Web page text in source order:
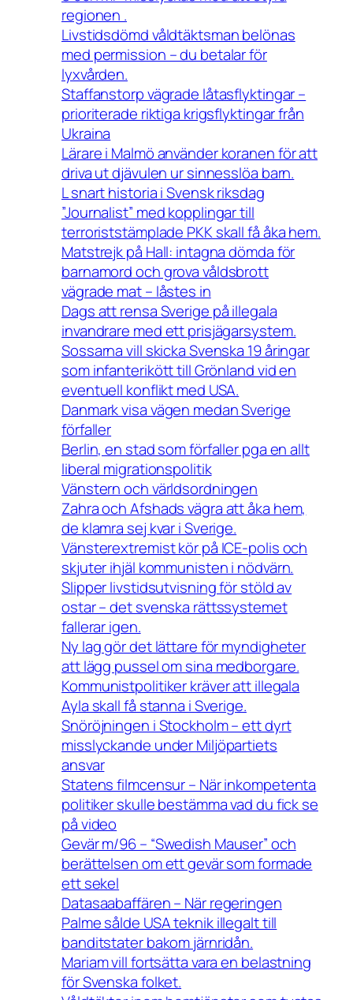
regionen .
Livstidsdömd våldtäktsman belönas
med permission – du betalar för
lyxvården.
Staffanstorp vägrade låtasflyktingar –
prioriterade riktiga krigsflyktingar från
Ukraina
Lärare i Malmö använder koranen för att
driva ut djävulen ur sinnesslöa barn.
L snart historia i Svensk riksdag
”Journalist” med kopplingar till
terroriststämplade PKK skall få åka hem.
Matstrejk på Hall: intagna dömda för
barnamord och grova våldsbrott
vägrade mat – låstes in
Dags att rensa Sverige på illegala
invandrare med ett prisjägarsystem.
Sossarna vill skicka Svenska 19 åringar
som infanterikött till Grönland vid en
eventuell konflikt med USA.
Danmark visa vägen medan Sverige
förfaller
Berlin, en stad som förfaller pga en allt
liberal migrationspolitik
Vänstern och världsordningen
Zahra och Afshads vägra att åka hem,
de klamra sej kvar i Sverige.
Vänsterextremist kör på ICE-polis och
skjuter ihjäl kommunisten i nödvärn.
Slipper livstidsutvisning för stöld av
ostar – det svenska rättssystemet
fallerar igen.
Ny lag gör det lättare för myndigheter
att lägg pussel om sina medborgare.
Kommunistpolitiker kräver att illegala
Ayla skall få stanna i Sverige.
Snöröjningen i Stockholm – ett dyrt
misslyckande under Miljöpartiets
ansvar
Statens filmcensur – När inkompetenta
politiker skulle bestämma vad du fick se
på video
Gevär m/96 – “Swedish Mauser” och
berättelsen om ett gevär som formade
ett sekel
Datasaabaffären – När regeringen
Palme sålde USA teknik illegalt till
banditstater bakom järnridån.
Mariam vill fortsätta vara en belastning
för Svenska folket.